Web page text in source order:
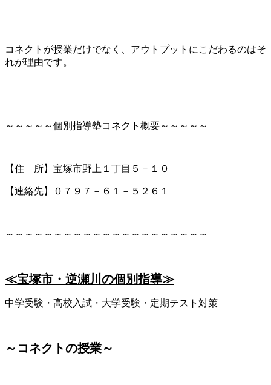
コネクトが授業だけでなく、アウトプットにこだわるのはそ
れが理由です。
～～～～～個別指導塾コネクト概要～～～～～
【住 所】宝塚市野上１丁目５－１０
【連絡先】０７９７－６１－５２６１
～～～～～～～～～～～～～～～～～～～～～
≪宝塚市・逆瀬川の個別指導≫
中学受験・高校入試・大学受験・定期テスト対策
～コネクトの授業～